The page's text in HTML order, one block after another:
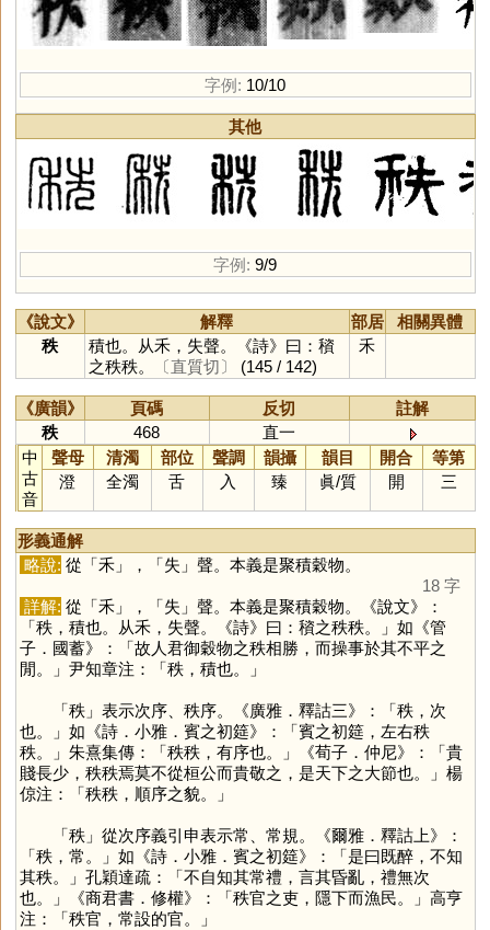
字例: 10/10
其他
字例: 9/9
《說文》 解釋 部居
相關異體
秩
積也。从禾，失聲。《詩》曰：䆅
之秩秩。
〔直質切〕 (145 / 142)
禾
《廣韻》 頁碼 反切
註解
秩
468
直一
中
古
音
聲母 清濁 部位 聲調 韻攝 韻目 開合
等第
澄
全濁 舌 入 臻 眞/質 開 三
形義通解
略說: 從「禾」，「失 」聲。本義是聚積穀物。
18 字
詳解: 從「禾」，「失 」聲。本義是聚積穀物。《說文》：
「秩，積也。从禾，失聲。《詩》曰：䆅之秩秩。」如《管
子．國蓄》：「故人君御穀物之秩相勝，而操事於其不平之
閒。」尹知章注：「秩，積也。」
「秩」表示次序、秩序。《廣雅．釋詁三》：「秩，次
也。」如《詩．小雅．賓之初筵》：「賓之初筵，左右秩
秩。」朱熹集傳：「秩秩，有序也。」《荀子．仲尼》：「貴
賤長少，秩秩焉莫不從桓公而貴敬之，是天下之大節也。」楊
倞注：「秩秩，順序之貌。」
「秩」從次序義引申表示常、常規。《爾雅．釋詁上》：
「秩，常。」如《詩．小雅．賓之初筵》：「是曰既醉，不知
其秩。」孔穎達疏：「不自知其常禮，言其昏亂，禮無次
也。」《商君書．修權》：「秩官之吏，隱下而漁民。」高亨
注：「秩官，常設的官。」